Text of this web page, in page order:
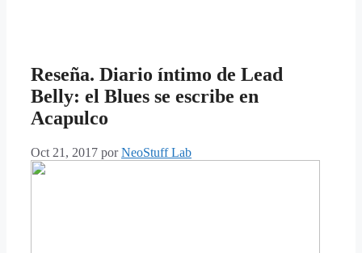
Reseña. Diario íntimo de Lead
Belly: el Blues se escribe en
Acapulco
Oct 21, 2017 porNeoStuff Lab